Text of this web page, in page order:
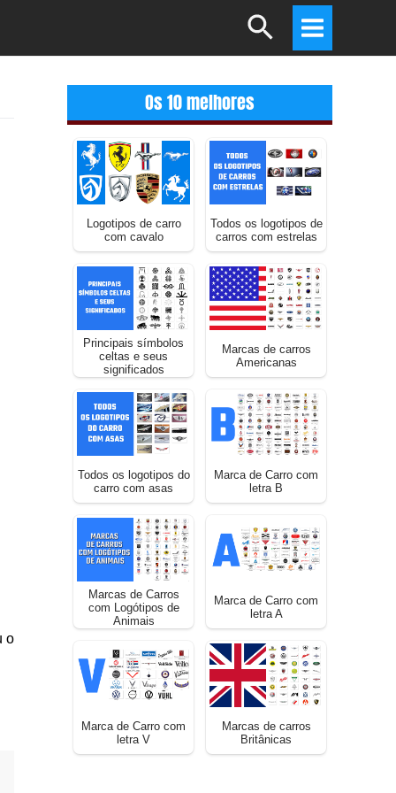
Search
Main
Menu
o
Os 10 melhores
Logotipos de carro
com cavalo
Todos os logotipos de
carros com estrelas
Principais símbolos
celtas e seus
significados
Marcas de carros
Americanas
Todos os logotipos do
carro com asas
Marca de Carro com
letra B
Marcas de Carros
com Logótipos de
Animais
Marca de Carro com
letra A
Marca de Carro com
letra V
Marcas de carros
Britânicas